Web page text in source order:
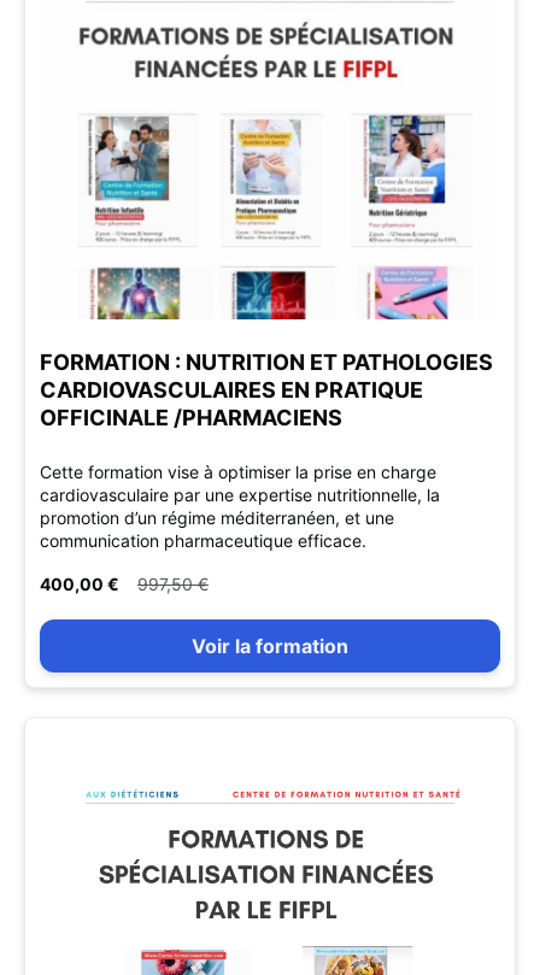
FORMATION : NUTRITION ET PATHOLOGIES
CARDIOVASCULAIRES EN PRATIQUE
OFFICINALE /PHARMACIENS
Cette formation vise à optimiser la prise en charge
cardiovasculaire par une expertise nutritionnelle, la
promotion d’un régime méditerranéen, et une
communication pharmaceutique efficace.
400,00 € 997,50 €
Voir la formation